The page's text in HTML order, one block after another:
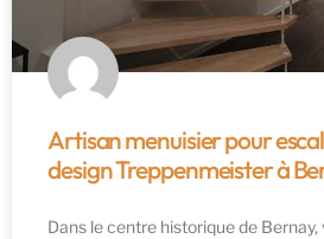
Artisan menuisier pour
design Treppenmeister à
Dans le centre historique de